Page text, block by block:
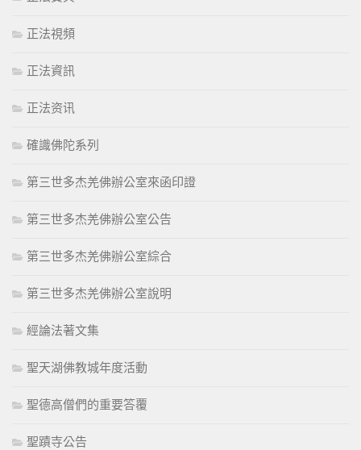
正法視頻
正法資訊
正法资讯
確識佛陀系列
第三世多杰羌佛辦公室來函印證
第三世多杰羌佛辦公室公告
第三世多杰羌佛辦公室綜合
第三世多杰羌佛辦公室說明
經論法著文集
聖天湖佛教城年度活動
聖德高僧們的重要答覆
聖蹟寺公告